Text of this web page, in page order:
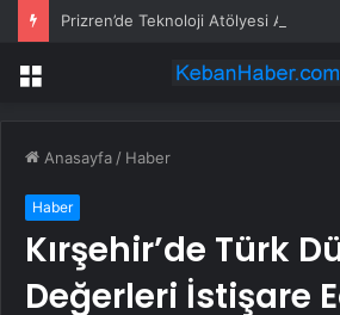
Prizren’de Teknoloji Atölyesi Açıldı
Menü
Anasayfa / Haber
Haber
Kırşehir’de Türk
Değerleri İstişare